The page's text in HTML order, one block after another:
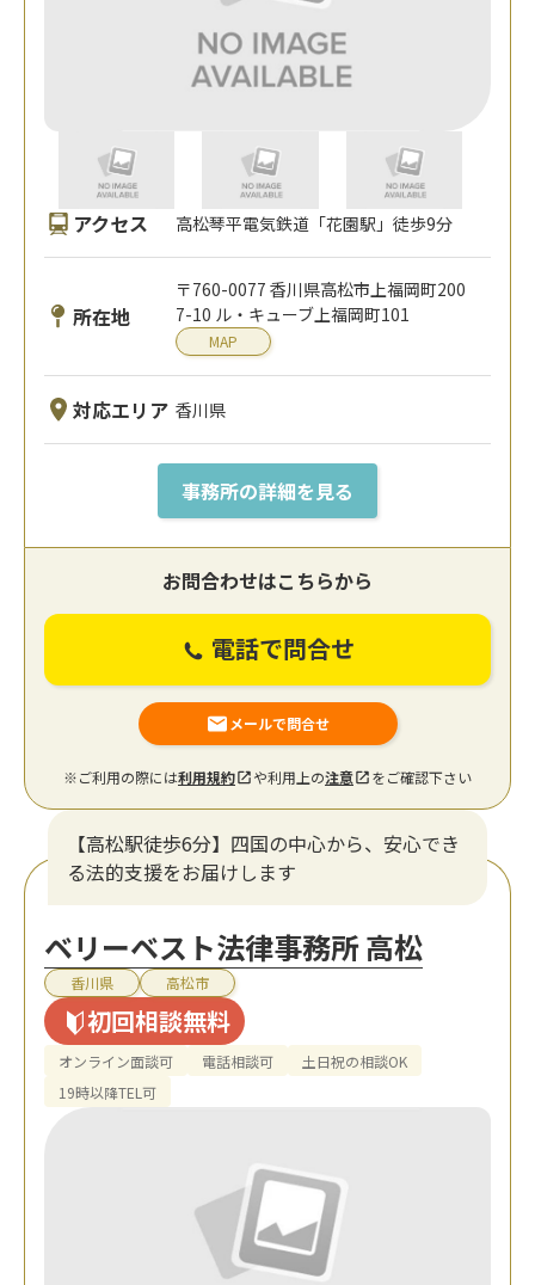
アクセス 高松琴平電気鉄道「花園駅」徒歩9分
所在地
〒760-0077 香川県高松市上福岡町200
7-10 ル・キューブ上福岡町101
MAP
対応エリア 香川県
事務所の詳細を見る
お問合わせはこちらから
電話で問合せ
メールで問合せ
※ご利用の際には利用規約 や利用上の注意 をご確認下さい
【高松駅徒歩6分】四国の中心から、安心でき
る法的支援をお届けします
ベリーベスト法律事務所 高松
香川県 高松市
初回相談無料
オンライン面談可 電話相談可
土日祝の相談OK
19時以降TEL可